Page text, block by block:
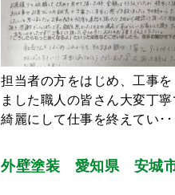
担当者の方をはじめ、工事
ました職人の皆さん大変丁
綺麗にして仕事を終えてい･
外壁塗装 愛知県 安城